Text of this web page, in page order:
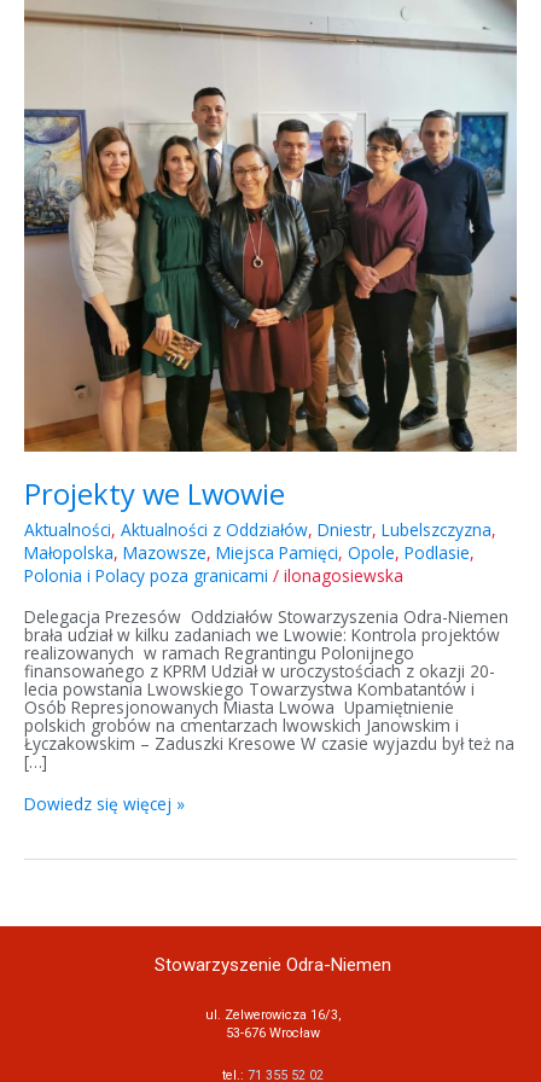
Projekty we Lwowie
Aktualności, Aktualności z Oddziałów, Dniestr, Lubelszczyzna,
Małopolska, Mazowsze, Miejsca Pamięci, Opole, Podlasie,
Polonia i Polacy poza granicami / ilonagosiewska
Delegacja Prezesów Oddziałów Stowarzyszenia Odra-Niemen
brała udział w kilku zadaniach we Lwowie: Kontrola projektów
realizowanych w ramach Regrantingu Polonijnego
finansowanego z KPRM Udział w uroczystościach z okazji 20-
lecia powstania Lwowskiego Towarzystwa Kombatantów i
Osób Represjonowanych Miasta Lwowa Upamiętnienie
polskich grobów na cmentarzach lwowskich Janowskim i
Łyczakowskim – Zaduszki Kresowe W czasie wyjazdu był też na
[…]
Dowiedz się więcej »
Stowarzyszenie Odra-Niemen
ul. Zelwerowicza 16/3,
53-676 Wrocław
tel.: 71 355 52 02